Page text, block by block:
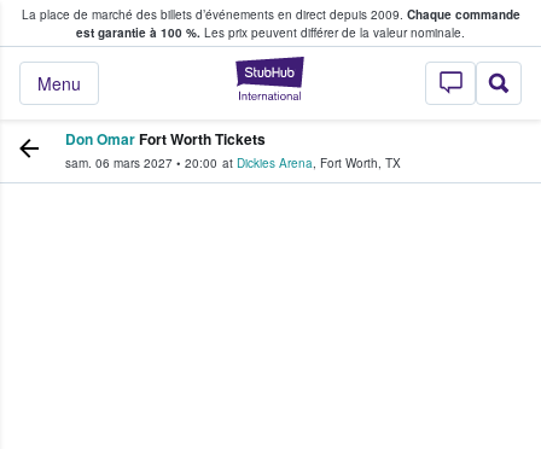
La place de marché des billets d’événements en direct depuis 2009. Chaque commande
est garantie à 100 %. Les prix peuvent différer de la valeur nominale.
StubHub - Où
Menu
fans achètent et vendent des billets
Don OmarFort Worth Tickets
sam. 06 mars 2027 • 20:00 at Dickies Arena, Fort Worth, TX